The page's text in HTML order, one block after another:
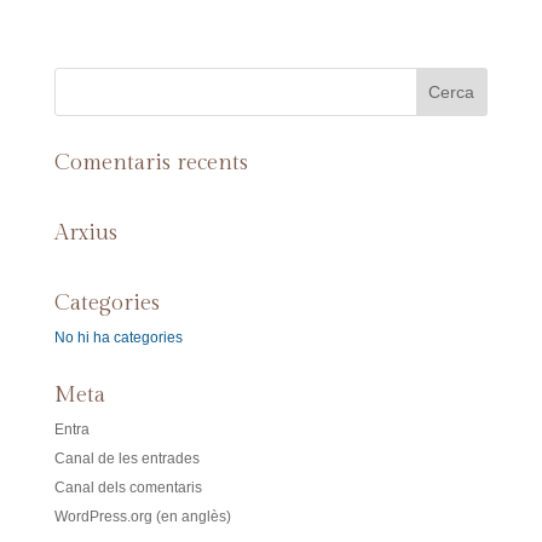
Comentaris recents
Arxius
Categories
No hi ha categories
Meta
Entra
Canal de les entrades
Canal dels comentaris
WordPress.org (en anglès)